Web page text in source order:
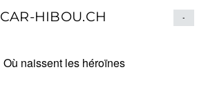
CAR-HIBOU.CH -
Où naissent les héroïnes
HOME
ITINÉRAIRE